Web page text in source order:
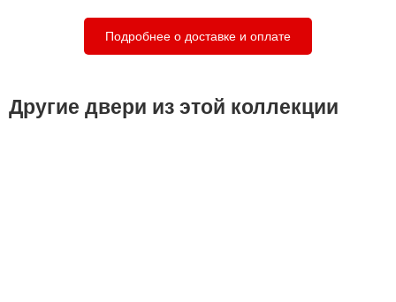
Подробнее о доставке и оплате
Другие двери из этой коллекции